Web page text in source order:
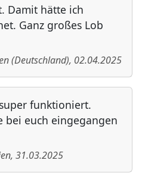
Damit hätte ich
Ganz großes Lob
(Deutschland), 02.04.2025
funktioniert.
bei euch eingegangen
, 31.03.2025